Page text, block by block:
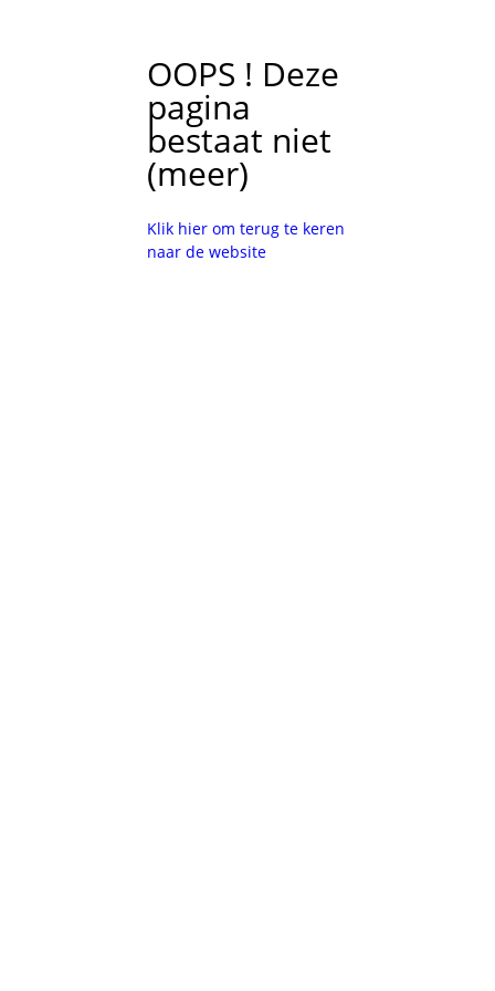
OOPS ! Deze
pagina
bestaat niet
(meer)
Klik hier om terug te keren
naar de website